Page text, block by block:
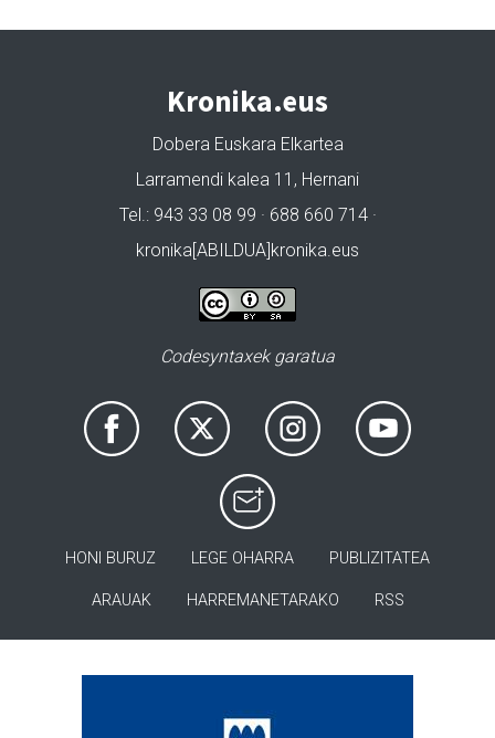
Kronika.eus
Dobera Euskara Elkartea
Larramendi kalea 11, Hernani
Tel.: 943 33 08 99 · 688 660 714 ·
kronika[ABILDUA]kronika.eus
Codesyntaxek garatua
HONI BURUZ LEGE OHARRA PUBLIZITATEA
ARAUAK HARREMANETARAKO RSS